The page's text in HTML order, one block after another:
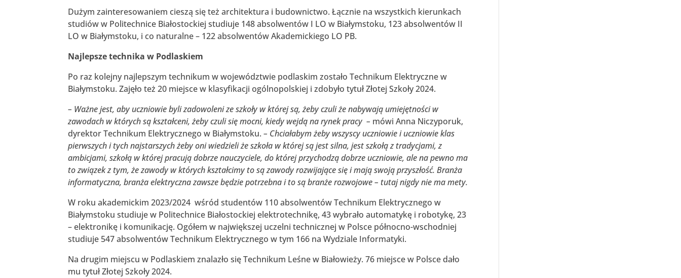
Dużym zainteresowaniem cieszą się też architektura i budownictwo. Łącznie na wszystkich kierunkach
studiów w Politechnice Białostockiej studiuje 148 absolwentów I LO w Białymstoku, 123 absolwentów II
LO w Białymstoku, i co naturalne – 122 absolwentów Akademickiego LO PB.
Najlepsze technika w Podlaskiem
Po raz kolejny najlepszym technikum w województwie podlaskim zostało Technikum Elektryczne w
Białymstoku. Zajęło też 20 miejsce w klasyfikacji ogólnopolskiej i zdobyło tytuł Złotej Szkoły 2024.
– Ważne jest,aby uczniowie byli zadowoleni ze szkoły w której są,żeby czuli że nabywają umiejętności w
zawodach w których są kształceni,żeby czuli się mocni, kiedy wejdąna rynek pracy – mówi Anna Niczyporuk,
dyrektor Technikum Elektrycznego w Białymstoku.– Chciałabym żeby wszyscy uczniowie i uczniowie klas
pierwszych i tych najstarszych żeby oni wiedzieli że szkoła w której są jest silna, jest szkołą z tradycjami, z
ambicjami, szkołą w której pracują dobrze nauczyciele, do której przychodzą dobrze uczniowie, ale na pewno ma
to związek z tym, że zawody w których kształcimy to są zawody rozwijające się i mają swoją przyszłość. Branża
informatyczna, branża elektryczna zawsze będzie potrzebna i to są branże rozwojowe – tutaj nigdy nie ma mety.
W roku akademickim 2023/2024 wśród studentów 110 absolwentów Technikum Elektrycznego w
Białymstoku studiuje w Politechnice Białostockiej elektrotechnikę, 43 wybrało automatykę i robotykę, 23
– elektronikę i komunikację. Ogółem w największej uczelni technicznej w Polsce północno-wschodniej
studiuje 547 absolwentów Technikum Elektrycznego w tym 166 na Wydziale Informatyki.
Na drugim miejscu w Podlaskiem znalazło się Technikum Leśne w Białowieży. 76 miejsce w Polsce dało
mu tytuł Złotej Szkoły 2024.